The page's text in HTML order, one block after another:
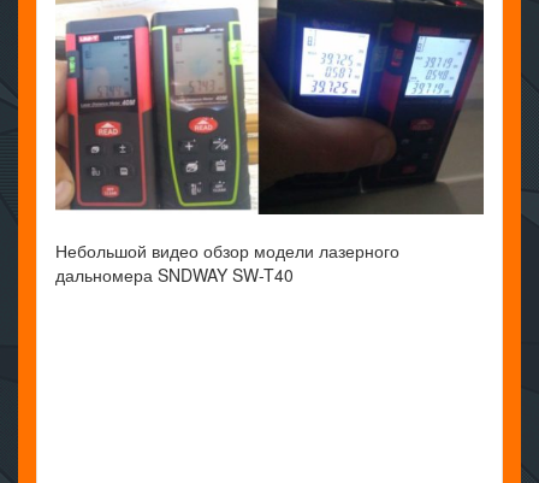
Небольшой видео обзор модели лазерного
дальномера SNDWAY SW-T40